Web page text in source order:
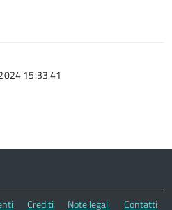
15:33.41
Crediti Note legali Contatti